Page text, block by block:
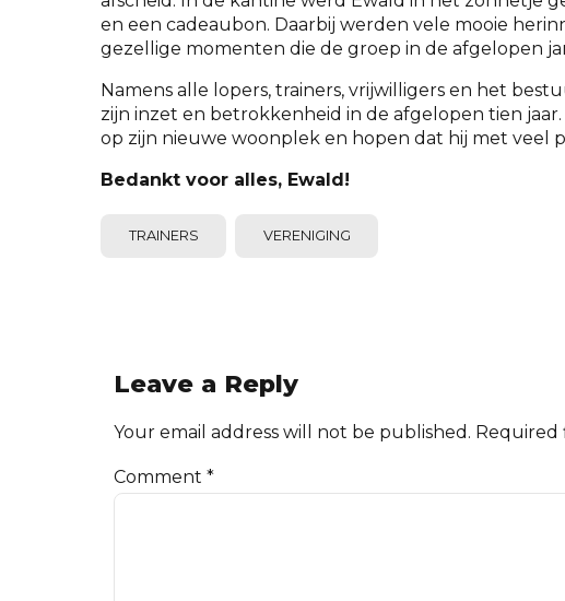
en een cadeaubon. Daarbij werden vele mooie
gezellige momenten die de groep in de afgelopen
Namens alle lopers, trainers, vrijwilligers en het
zijn inzet en betrokkenheid in de afgelopen tien
op zijn nieuwe woonplek en hopen dat hij met veel
Bedankt voor alles, Ewald!
TRAINERS VERENIGING
Leave a Reply
Your email address will not be published.
Comment *